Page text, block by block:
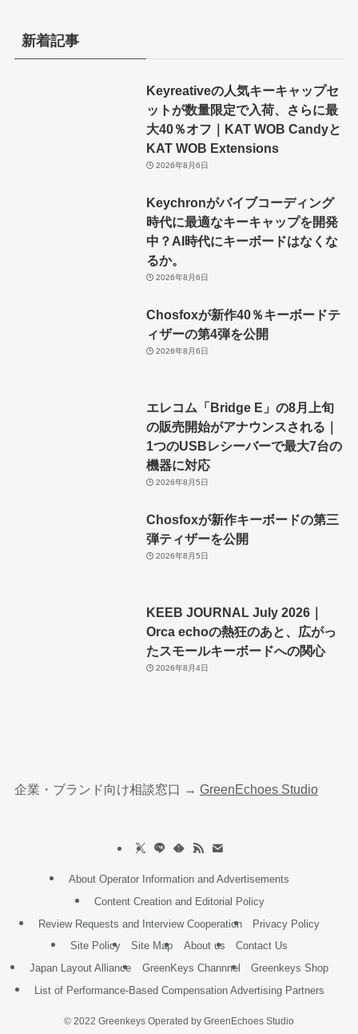
新着記事
Keyreativeの人気キーキャップセ
ットが数量限定で入荷、さらに最
大40％オフ｜KAT WOB Candyと
KAT WOB Extensions
2026年8月6日
Keychronがバイブコーディング
時代に最適なキーキャップを開発
中？AI時代にキーボードはなくな
るか。
2026年8月6日
Chosfoxが新作40％キーボードテ
ィザーの第4弾を公開
2026年8月6日
エレコム「Bridge E」の8月上旬
の販売開始がアナウンスされる｜
1つのUSBレシーバーで最大7台の
機器に対応
2026年8月5日
Chosfoxが新作キーボードの第三
弾ティザーを公開
2026年8月5日
KEEB JOURNAL July 2026｜
Orca echoの熱狂のあと、広がっ
たスモールキーボードへの関心
2026年8月4日
企業・ブランド向け相談窓口 → GreenEchoes Studio
About Operator Information and Advertisements
Content Creation and Editorial Policy
Review Requests and Interview Cooperation
Privacy Policy
Site Policy
Site Map About us
Contact Us
Japan Layout Alliance
GreenKeys Channnel
Greenkeys Shop
List of Performance-Based Compensation Advertising Partners
© 2022 Greenkeys Operated by GreenEchoes Studio